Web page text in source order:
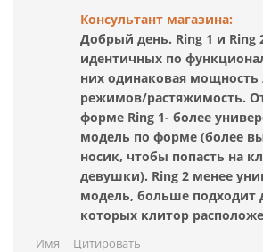
исключительно на водной
используйте теплую воду с мылом,
использовать специальные
Консультант магазина:
Добрый день. Ring 1 и Ring
идентичных по
них одинаковая мощность
режимов/растяжимость.
форме Ring 1- более
модель по форме (более
носик, чтобы попасть на
девушки). Ring 2 менее
модель, больше подходит
которых клитор
Имя Цитировать